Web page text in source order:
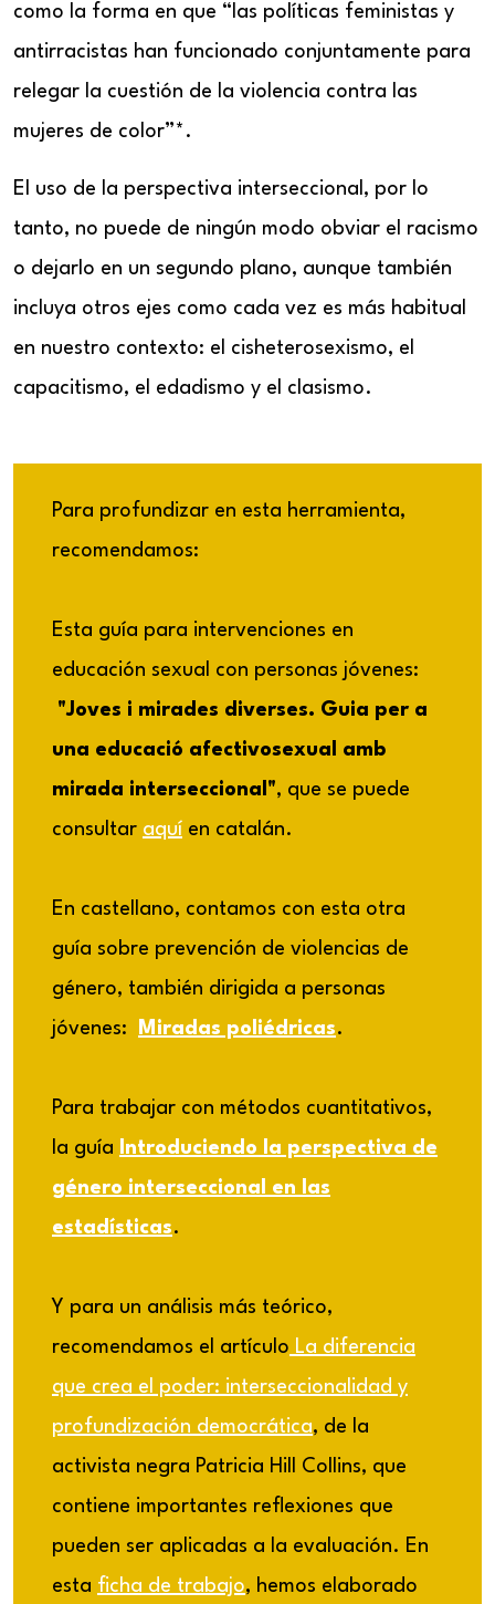
como la forma en que “las políticas feministas y
antirracistas han funcionado conjuntamente para
relegar la cuestión de la violencia contra las
mujeres de color”*.
El uso de la perspectiva interseccional, por lo
tanto, no puede de ningún modo obviar el racismo
o dejarlo en un segundo plano, aunque también
incluya otros ejes como cada vez es más habitual
en nuestro contexto: el cisheterosexismo, el
capacitismo, el edadismo y el clasismo.
Para profundizar en esta herramienta,
recomendamos:
Esta guía para intervenciones en
educación sexual con personas jóvenes:
"Joves i mirades diverses. Guia per a
una educació afectivosexual amb
mirada interseccional", que se puede
consultar aquí en catalán.
En castellano, contamos con esta otra
guía sobre prevención de violencias de
género, también dirigida a personas
jóvenes:
Miradas poliédricas.
Para trabajar con métodos cuantitativos,
la guía
Introduciendo la perspectiva de
género interseccional en las
estadísticas.
Y para un análisis más teórico,
recomendamos el artículo La diferencia
que crea el poder: interseccionalidad y
profundización democrática, de la
activista negra Patricia Hill Collins, que
contiene importantes reflexiones que
pueden ser aplicadas a la evaluación. En
esta ficha de trabajo, hemos elaborado